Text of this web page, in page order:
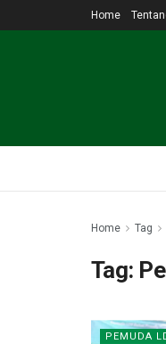
Home
Home Tag
Tag:
PEMUDA